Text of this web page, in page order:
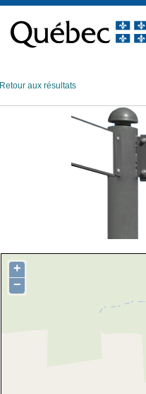
contenu
Retour aux résultats
+
−